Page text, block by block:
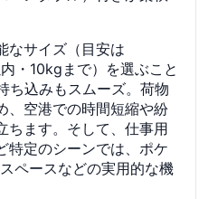
なサイズ（目安は
・10kgまで）を選ぶこと
ち込みもスムーズ。荷物
、空港での時間短縮や紛
ちます。そして、仕事用
特定のシーンでは、ポケ
ペースなどの実用的な機